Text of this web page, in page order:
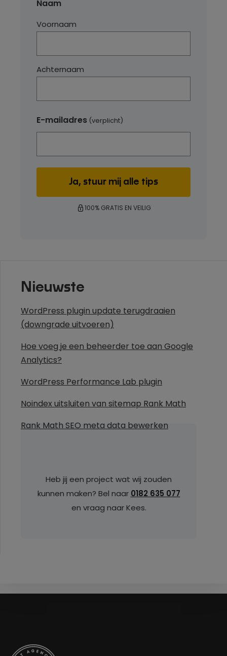
Naam
Voornaam
Achternaam
E-mailadres (verplicht)
100% GRATIS EN VEILIG
Nieuwste
WordPress plugin update terugdraaien
(downgrade uitvoeren)
Hoe voeg je een beheerder toe aan Google
Analytics?
WordPress Performance Lab plugin
Noindex uitsluiten van sitemap Rank Math
Rank Math SEO meta data bewerken
Heb jij een project wat wij zouden
kunnen maken? Bel naar 0182 635 077
en vraag naar Kees.